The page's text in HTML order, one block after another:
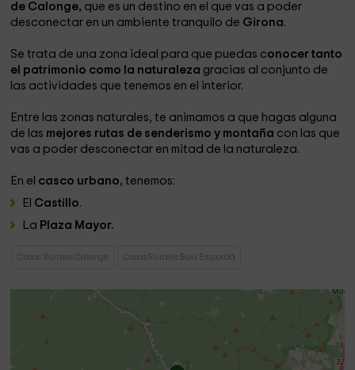
de Calonge, que es un destino en el que vas a poder
desconectar en un ambiente tranquilo de Girona.
Se trata de una zona ideal para que puedas conocer tanto
el patrimonio como la naturaleza gracias al conjunto de
las actividades que tenemos en el interior.
Entre las zonas naturales, te animamos a que hagas alguna
de las mejores rutas de senderismo y montaña con las que
vas a poder desconectar en mitad de la naturaleza.
En el casco urbano,tenemos:
El Castillo.
La Plaza Mayor.
Casas Rurales Calonge Casas Rurales Baix Empordà